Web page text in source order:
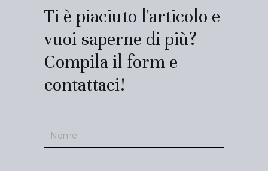
Ti è piaciuto l'articolo e
vuoi saperne di più?
Compila il form e
contattaci!